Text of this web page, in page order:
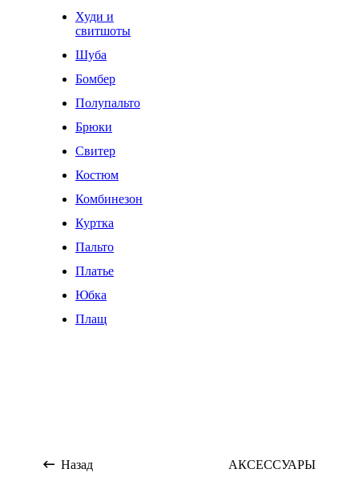
Худи и
свитшоты
Шуба
Бомбер
Полупальто
Брюки
Свитер
Костюм
Комбинезон
Куртка
Пальто
Платье
Юбка
Плащ
Назад АКСЕССУАРЫ